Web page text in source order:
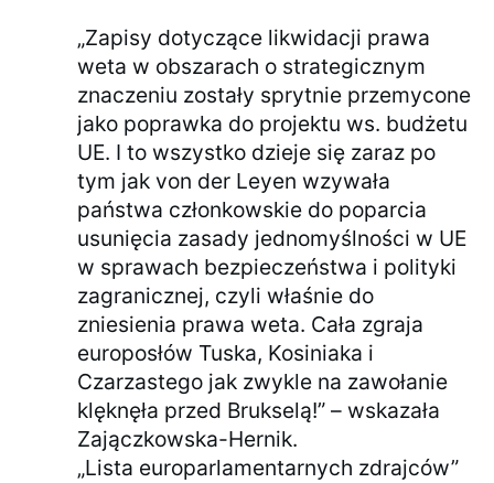
„Zapisy dotyczące likwidacji prawa
weta w obszarach o strategicznym
znaczeniu zostały sprytnie przemycone
jako poprawka do projektu ws. budżetu
UE. I to wszystko dzieje się zaraz po
tym jak von der Leyen wzywała
państwa członkowskie do poparcia
usunięcia zasady jednomyślności w UE
w sprawach bezpieczeństwa i polityki
zagranicznej, czyli właśnie do
zniesienia prawa weta. Cała zgraja
europosłów Tuska, Kosiniaka i
Czarzastego jak zwykle na zawołanie
klęknęła przed Brukselą!” – wskazała
Zajączkowska-Hernik.
„Lista europarlamentarnych zdrajców”